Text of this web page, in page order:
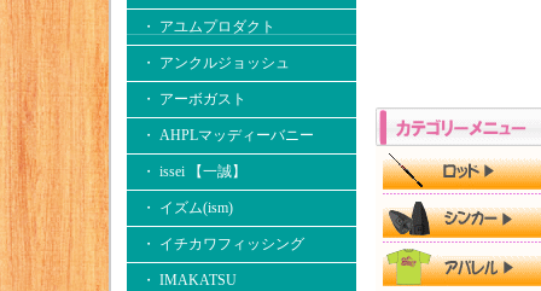
・ アユムプロダクト
・ アンクルジョッシュ
・ アーボガスト
・ AHPLマッディーバニー
・ issei 【一誠】
・ イズム(ism)
・ イチカワフィッシング
・ IMAKATSU